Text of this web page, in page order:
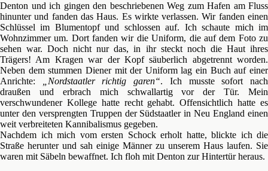
Denton und ich gingen den beschriebenen Weg zum Hafen am Fluss
hinunter und fanden das Haus. Es wirkte verlassen. Wir fanden einen
Schlüssel im Blumentopf und schlossen auf. Ich schaute mich im
Wohnzimmer um. Dort fanden wir die Uniform, die auf dem Foto zu
sehen war. Doch nicht nur das, in ihr steckt noch die Haut ihres
Trägers! Am Kragen war der Kopf säuberlich abgetrennt worden.
Neben dem stummen Diener mit der Uniform lag ein Buch auf einer
Anrichte:
„Nordstaatler richtig garen“. Ich musste sofort nach
draußen und erbrach mich schwallartig vor der Tür. Mein
verschwundener Kollege hatte recht gehabt. Offensichtlich hatte es
unter den versprengten Truppen der Südstaatler in Neu England einen
weit verbreiteten Kannibalismus gegeben.
Nachdem ich mich vom ersten Schock erholt hatte, blickte ich die
Straße herunter und sah einige Männer zu unserem Haus laufen. Sie
waren mit Säbeln bewaffnet. Ich floh mit Denton zur Hintertür heraus.